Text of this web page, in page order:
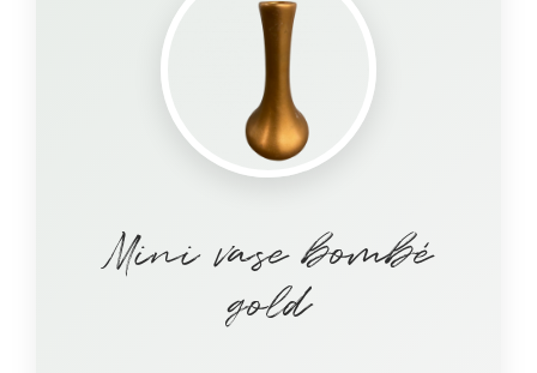
Mini vase bombé
gold